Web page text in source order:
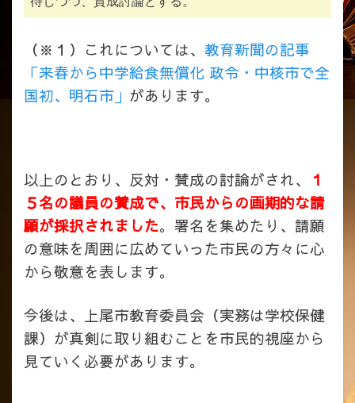
（※１）これについては、 教育新聞の記事
「来春から中学給食無償化 政令・中核市で全
国初、明石市」 があります。
以上のとおり、反対・賛成の討論がされ、
１
５名の議員の賛成で、市民からの画期的な請
願が採択されました。署名を集めたり、請願
の意味を周囲に広めていった市民の方々に心
から敬意を表します。
今後は、上尾市教育委員会（実務は学校保健
課）が真剣に取り組むことを市民的視座から
見ていく必要があります。